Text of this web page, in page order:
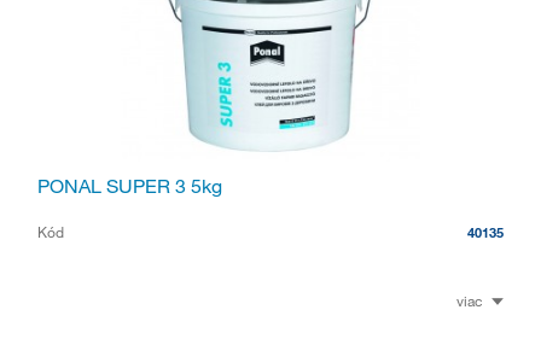
PONAL SUPER 3 5kg
Kód 40135
viac